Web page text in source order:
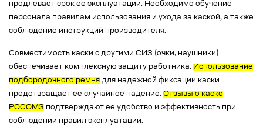
продлевает срок ее эксплуатации. Необходимо обучение
персонала правилам использования и ухода за каской, а также
соблюдение инструкций производителя.
Совместимость каски с другими СИЗ (очки, наушники)
обеспечивает комплексную защиту работника. Использование
подбородочного ремня для надежной фиксации каски
предотвращает ее случайное падение. Отзывы о каске
РОСОМЗ подтверждают ее удобство и эффективность при
соблюдении правил эксплуатации.